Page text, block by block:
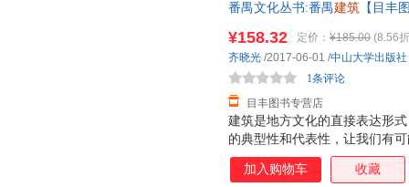
番禺建筑的历史风貌，而且透
番禺文化丛书:番禺建筑 【目丰
建筑是地方文化的直接表达形
的典型性和代表性，让我们有
统。
¥158.32 定价： ¥185.00 (8.56
目丰图书专营店
1条评论
齐晓光 /2017-06-01 /中山大学出版社
加入购物车 收藏